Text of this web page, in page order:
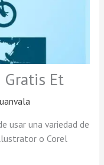
Gratis Et
usar una variedad de
o Corel